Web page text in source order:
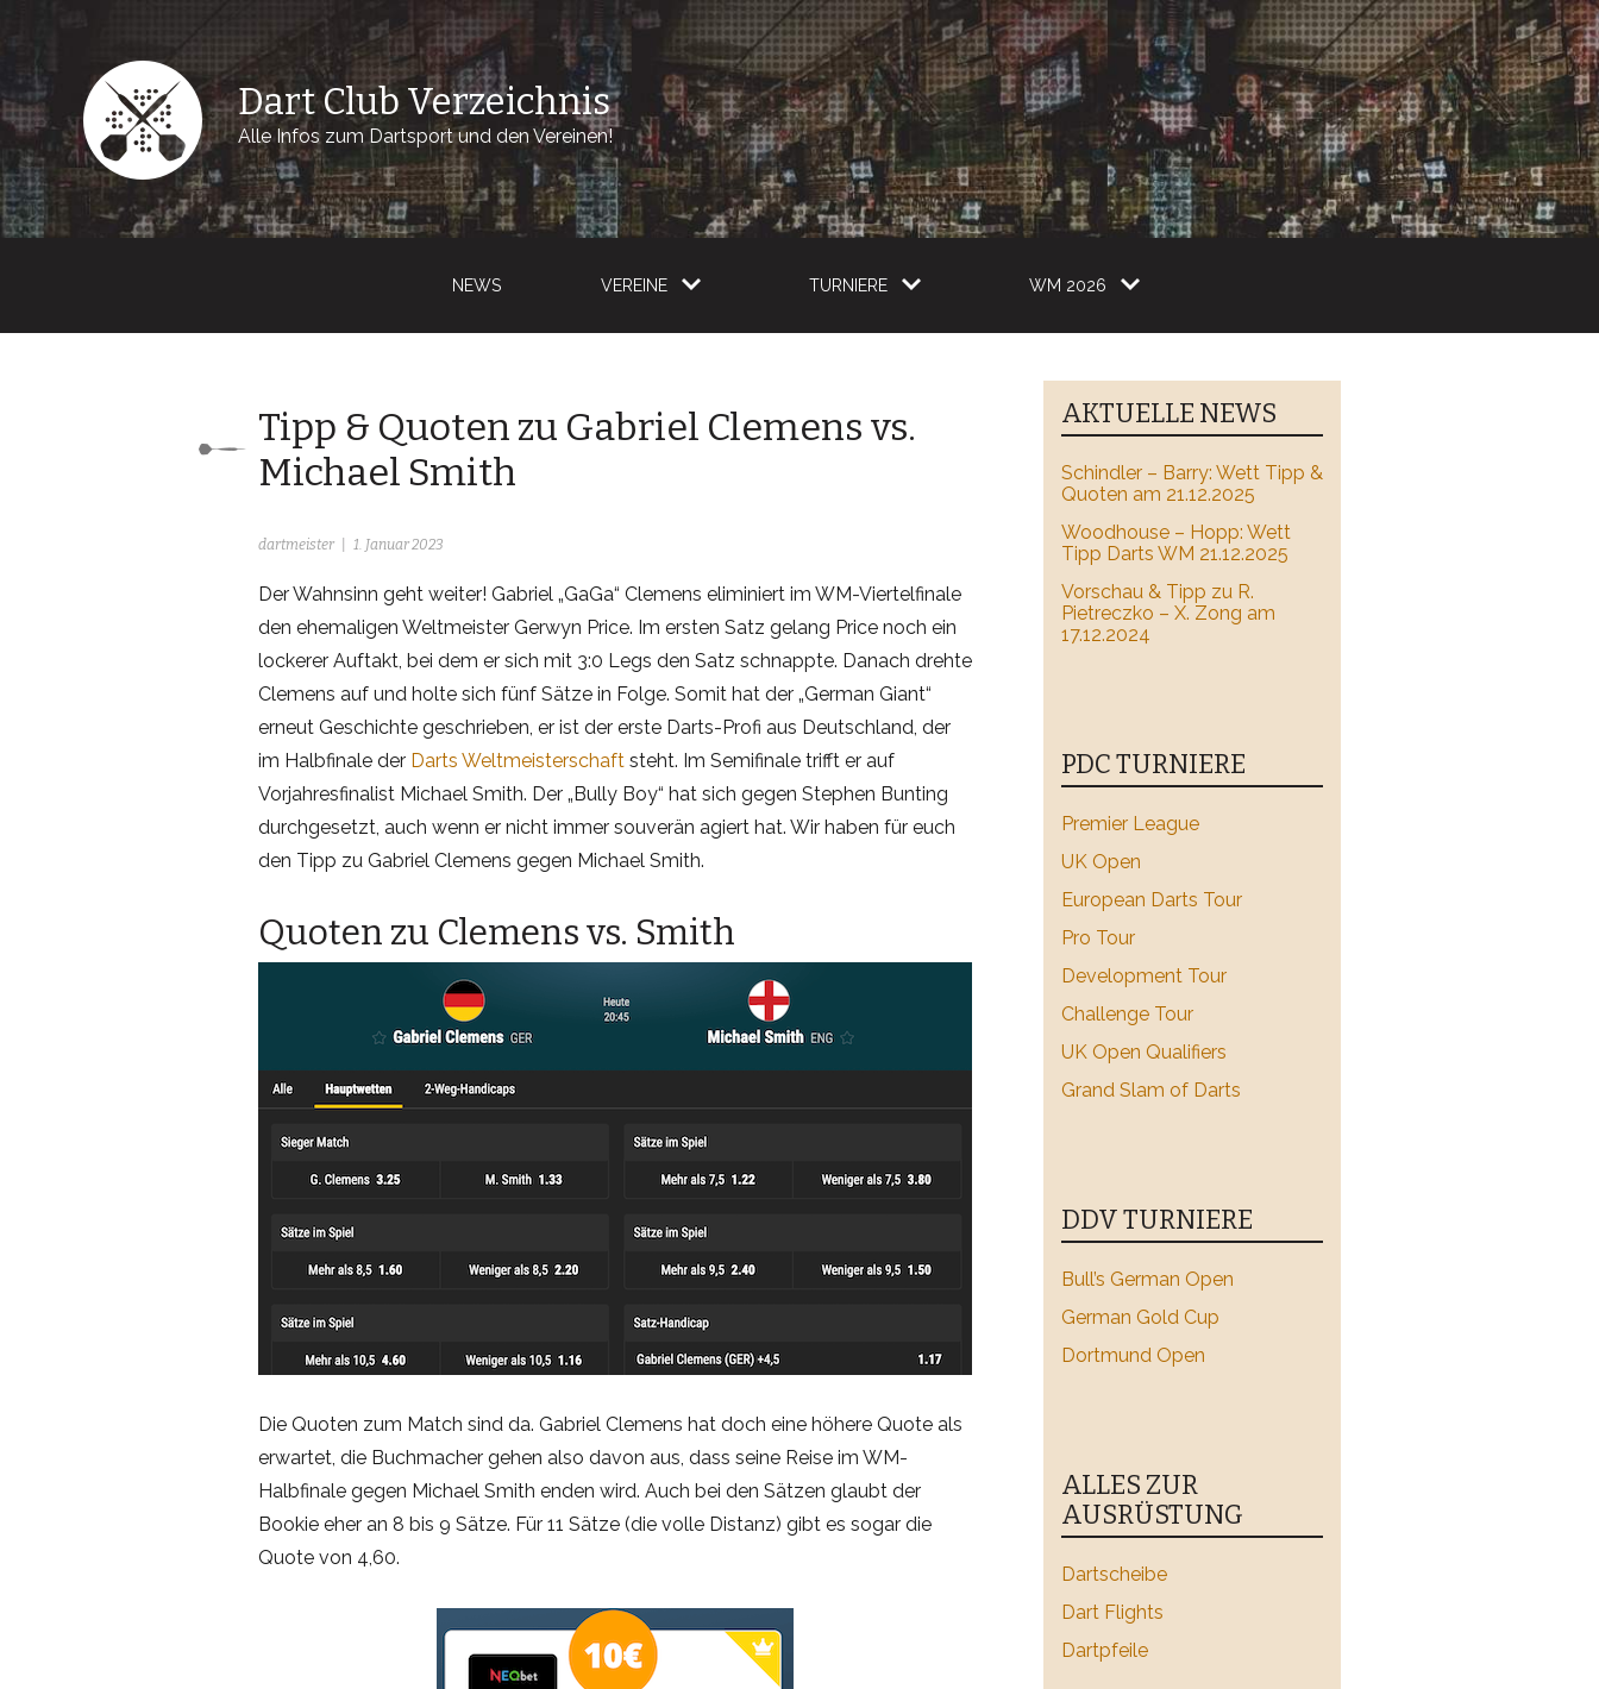
Dart Club Verzeichnis
Alle Infos zum Dartsport und den Vereinen!
NEWS VEREINE TURNIERE WM 2026
Tipp & Quoten zu Gabriel Clemens vs.
Michael Smith
dartmeister 1. Januar 2023
Der Wahnsinn geht weiter! Gabriel „GaGa“ Clemens eliminiert im WM-Viertelfinale
den ehemaligen Weltmeister Gerwyn Price. Im ersten Satz gelang Price noch ein
lockerer Auftakt, bei dem er sich mit 3:0 Legs den Satz schnappte. Danach drehte
Clemens auf und holte sich fünf Sätze in Folge. Somit hat der „German Giant“
erneut Geschichte geschrieben, er ist der erste Darts-Profi aus Deutschland, der
im Halbfinale der Darts Weltmeisterschaft steht. Im Semifinale trifft er auf
Vorjahresfinalist Michael Smith. Der „Bully Boy“ hat sich gegen Stephen Bunting
durchgesetzt, auch wenn er nicht immer souverän agiert hat. Wir haben für euch
den Tipp zu Gabriel Clemens gegen Michael Smith.
Quoten zu Clemens vs. Smith
Die Quoten zum Match sind da. Gabriel Clemens hat doch eine höhere Quote als
erwartet, die Buchmacher gehen also davon aus, dass seine Reise im WM-
Halbfinale gegen Michael Smith enden wird. Auch bei den Sätzen glaubt der
Bookie eher an 8 bis 9 Sätze. Für 11 Sätze (die volle Distanz) gibt es sogar die
Quote von 4,60.
AKTUELLE NEWS
Schindler – Barry: Wett Tipp &
Quoten am 21.12.2025
Woodhouse – Hopp: Wett
Tipp Darts WM 21.12.2025
Vorschau & Tipp zu R.
Pietreczko – X. Zong am
17.12.2024
PDC TURNIERE
Premier League
UK Open
European Darts Tour
Pro Tour
Development Tour
Challenge Tour
UK Open Qualifiers
Grand Slam of Darts
DDV TURNIERE
Bull’s German Open
German Gold Cup
Dortmund Open
ALLES ZUR
AUSRÜSTUNG
Dartscheibe
Dart Flights
Dartpfeile